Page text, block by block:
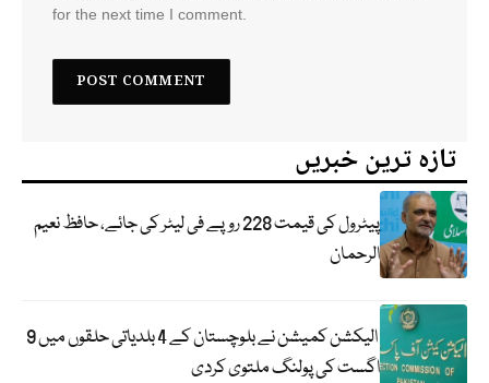
for the next time I comment.
تازہ ترین خبریں
پیٹرول کی قیمت 228 روپے فی لیٹر کی جائے، حافظ نعیم
الرحمان
الیکشن کمیشن نے بلوچستان کے 4 بلدیاتی حلقوں میں 9
اگست کی پولنگ ملتوی کردی